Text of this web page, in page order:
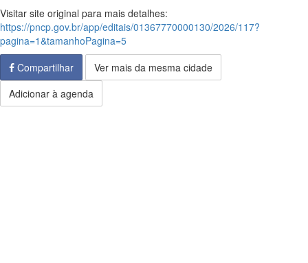
Visitar site original para mais detalhes:
https://pncp.gov.br/app/editais/01367770000130/2026/117?
pagina=1&tamanhoPagina=5
Compartilhar
Ver mais da mesma cidade
Adicionar à agenda